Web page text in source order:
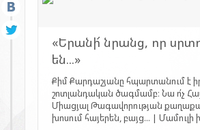
«Երանի՜ նրանց, որ
են...»
Քիմ Քարդաշյանը հպարտանում է
շոտլանդական ծագմամբ։ Նա ո՛չ
Միացյալ Թագավորության
խոսում հայերեն, բայց... | Մամուլի